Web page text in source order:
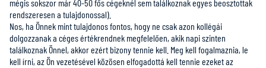
mégis sokszor már 40-50 fős cégeknél sem találkoznak egyes beosztottak
rendszeresen a tulajdonossal).
Nos, ha Önnek mint tulajdonos fontos, hogy ne csak azon kollégái
dolgozzanak a céges értékrendnek megfelelően, akik napi szinten
találkoznak Önnel, akkor ezért bizony tennie kell. Meg kell fogalmaznia, le
kell írni, az Ön vezetésével közösen elfogadottá kell tennie ezeket az